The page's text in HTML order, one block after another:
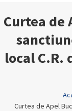
Curtea de
local C.R.
Curtea de Apel